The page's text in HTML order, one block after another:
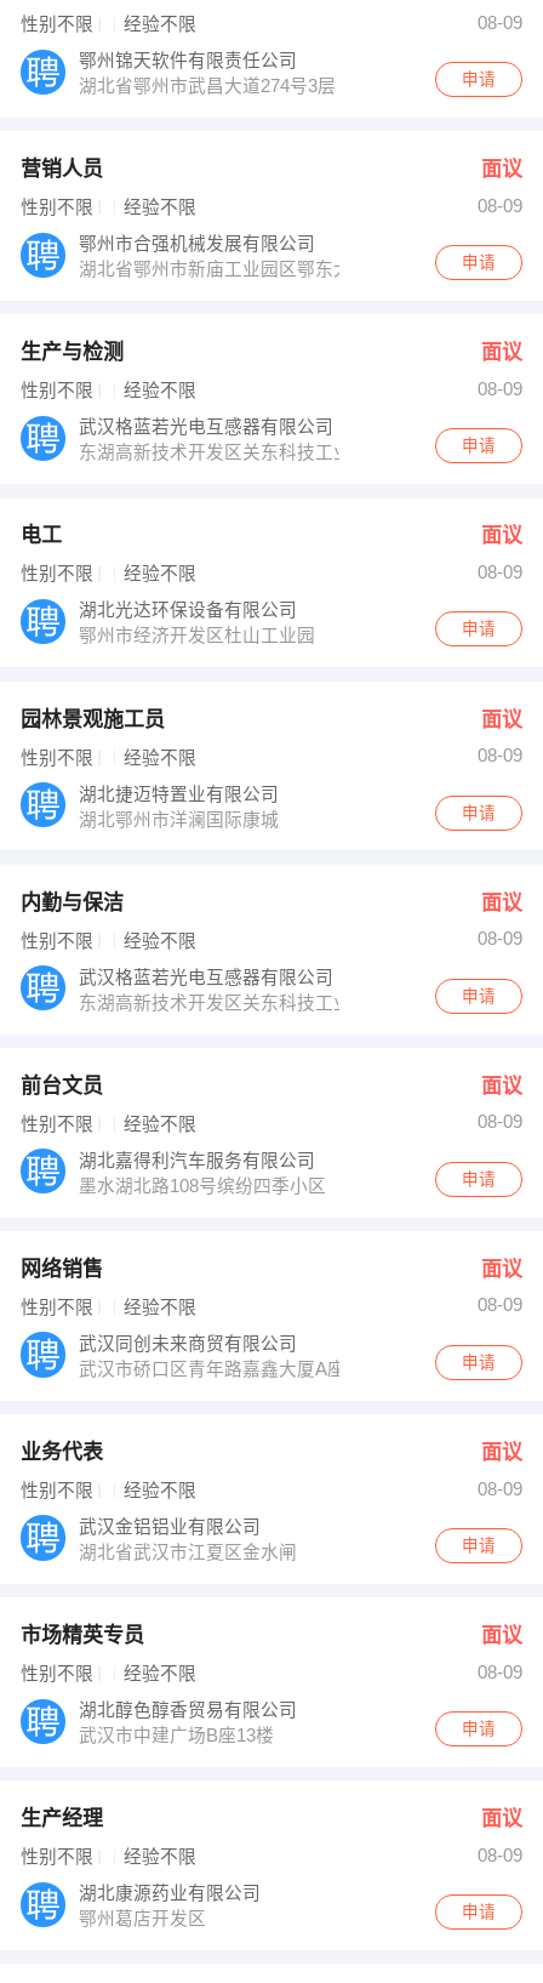
性别不限 经验不限
08-09
鄂州锦天软件有限责任公司
湖北省鄂州市武昌大道274号3层
申请
营销人员 面议
性别不限 经验不限
08-09
鄂州市合强机械发展有限公司
湖北省鄂州市新庙工业园区鄂东大道中段
申请
生产与检测 面议
性别不限 经验不限
08-09
武汉格蓝若光电互感器有限公司
东湖高新技术开发区关东科技工业园佳园路创业中心
申请
电工 面议
性别不限 经验不限
08-09
湖北光达环保设备有限公司
鄂州市经济开发区杜山工业园
申请
园林景观施工员 面议
性别不限 经验不限
08-09
湖北捷迈特置业有限公司
湖北鄂州市洋澜国际康城
申请
内勤与保洁 面议
性别不限 经验不限
08-09
武汉格蓝若光电互感器有限公司
东湖高新技术开发区关东科技工业园佳园路创业中心
申请
前台文员 面议
性别不限 经验不限
08-09
湖北嘉得利汽车服务有限公司
墨水湖北路108号缤纷四季小区
申请
网络销售 面议
性别不限 经验不限
08-09
武汉同创未来商贸有限公司
武汉市硚口区青年路嘉鑫大厦A座2501室
申请
业务代表 面议
性别不限 经验不限
08-09
武汉金铝铝业有限公司
湖北省武汉市江夏区金水闸
申请
市场精英专员 面议
性别不限 经验不限
08-09
湖北醇色醇香贸易有限公司
武汉市中建广场B座13楼
申请
生产经理 面议
性别不限 经验不限
08-09
湖北康源药业有限公司
鄂州葛店开发区
申请